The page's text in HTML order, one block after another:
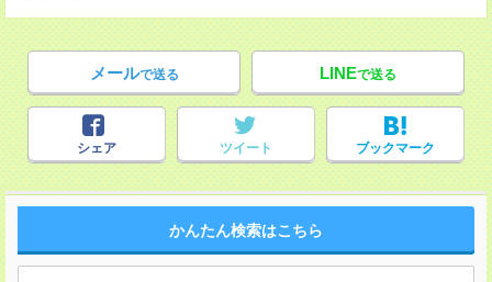
メールで送る LINEで送る
シェア ツイート ブックマーク
かんたん検索はこちら